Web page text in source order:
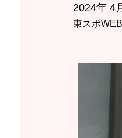
2024年 4
東スポWEB